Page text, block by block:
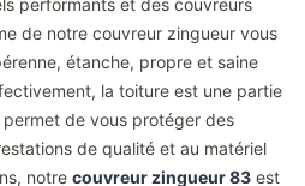
de notre couvreur zingueur vous
étanche, propre et saine
la toiture est une partie
de vous protéger des
de qualité et au matériel
notre couvreur zingueur 83 est